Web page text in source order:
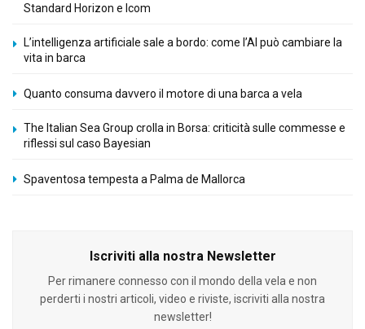
Standard Horizon e Icom
L’intelligenza artificiale sale a bordo: come l’AI può cambiare la
vita in barca
Quanto consuma davvero il motore di una barca a vela
The Italian Sea Group crolla in Borsa: criticità sulle commesse e
riflessi sul caso Bayesian
Spaventosa tempesta a Palma de Mallorca
Iscriviti alla nostra Newsletter
Per rimanere connesso con il mondo della vela e non
perderti i nostri articoli, video e riviste, iscriviti alla nostra
newsletter!